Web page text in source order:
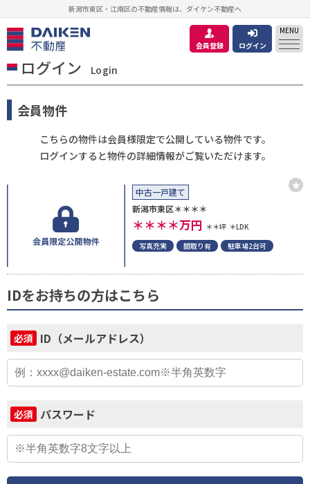
新潟市東区・江南区の不動産情報は、ダイケン不動産へ
会員登録 ログイン
MENU
ログイン Login
会員物件
こちらの物件は会員様限定で公開している物件です。
ログインすると物件の詳細情報がご覧いただけます。
中古一戸建て
新潟市東区＊＊＊＊
＊＊＊＊万円 ＊＊坪 ＊LDK
写真充実
間取り有 駐車場2台可
IDをお持ちの方はこちら
必須 ID（メールアドレス）
必須 パスワード